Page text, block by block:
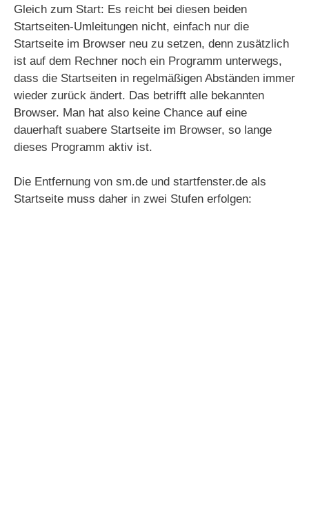
Gleich zum Start: Es reicht bei diesen beiden
Startseiten-Umleitungen nicht, einfach nur die
Startseite im Browser neu zu setzen, denn zusätzlich
ist auf dem Rechner noch ein Programm unterwegs,
dass die Startseiten in regelmäßigen Abständen immer
wieder zurück ändert. Das betrifft alle bekannten
Browser. Man hat also keine Chance auf eine
dauerhaft suabere Startseite im Browser, so lange
dieses Programm aktiv ist.
Die Entfernung von sm.de und startfenster.de als
Startseite muss daher in zwei Stufen erfolgen: